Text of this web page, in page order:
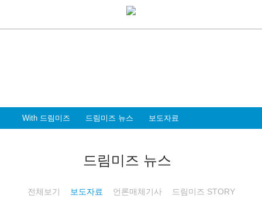
With 드림미즈 드림미즈 뉴스 보도자료
드림미즈 뉴스
전체보기 보도자료 언론매체기사 드림미즈 STORY